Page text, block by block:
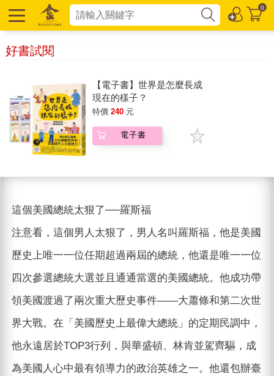
0
好書試閱
【電子書】世界是怎麼長成
現在的樣子？
特價 240 元
電子書
這個美國總統太狠了──羅斯福
注意看，這個男人太狠了，男人名叫羅斯福，他是美國
歷史上唯一一位任期超過兩屆的總統，他還是唯一一位
四次參選總統大選並且通通當選的美國總統。他成功帶
領美國渡過了兩次重大歷史事件——大蕭條和第二次世
界大戰。在「美國歷史上最偉大總統」的定期民調中，
他永遠居於TOP3行列，與華盛頓、林肯並駕齊驅，成
為美國人心中最有領導力的政治英雄之一。他還包辦臺